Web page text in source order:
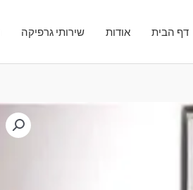
דף הבית אודות שירותי גרפיקה